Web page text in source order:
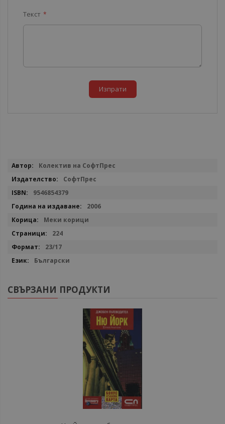
Текст
Изпрати
Повече
Колектив на СофтПрес
СофтПрес
9546854379
2006
Меки корици
224
23/17
Български
СВЪРЗАНИ ПРОДУКТИ